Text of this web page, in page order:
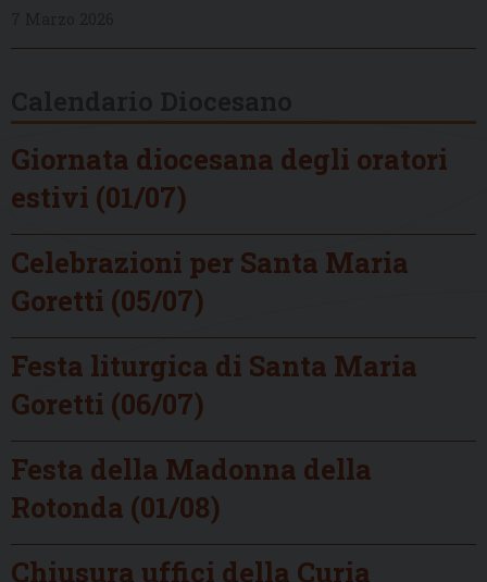
Giornata diocesana degli oratori
estivi (01/07)
Celebrazioni per Santa Maria
Goretti (05/07)
Festa liturgica di Santa Maria
Goretti (06/07)
Festa della Madonna della
Rotonda (01/08)
Chiusura uffici della Curia